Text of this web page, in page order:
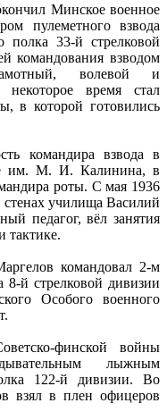
Минское военное
пулеметного взвода
полка 33-й стрелковой
командования взводом
волевой и
некоторое время стал
в которой готовились
командира взвода в
им. М. И. Калинина, в
роты. С мая 1936
училища Василий
педагог, вёл занятия
тактике.
командовал 2-м
8-й стрелковой дивизии
Особого военного
финской войны
лыжным
122-й дивизии. Во
взял в плен офицеров